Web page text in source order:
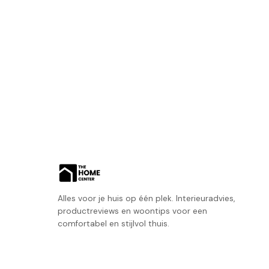
Alles voor je huis op één plek. Interieuradvies,
productreviews en woontips voor een
comfortabel en stijlvol thuis.